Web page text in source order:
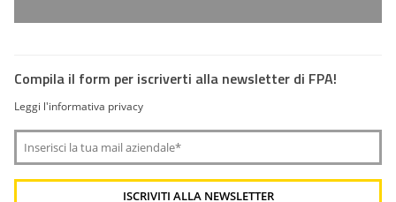
Compila il form per iscriverti alla newsletter di FPA!
Leggi l'informativa privacy